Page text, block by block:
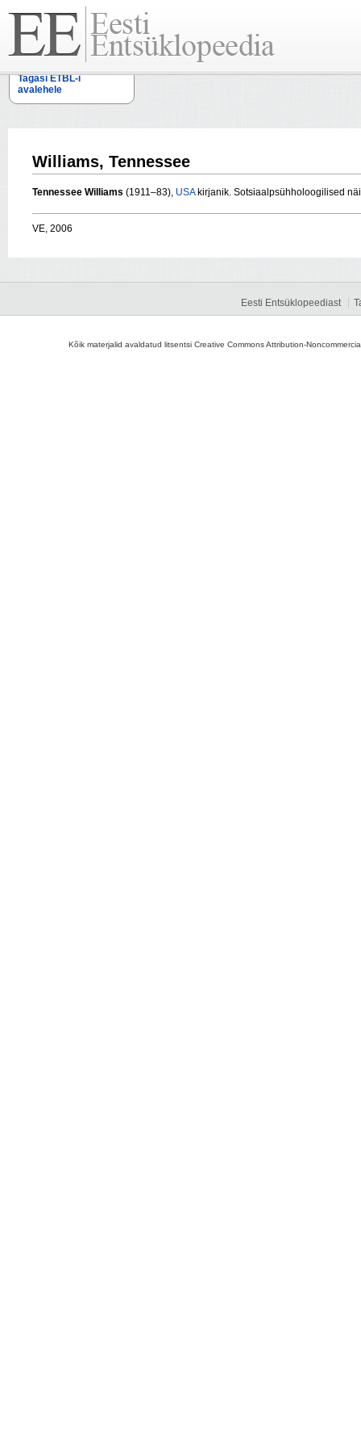
Tagasi ETBL-i
avalehele
Williams, Tennessee
Tennessee Williams (1911–83), USAkirjanik. Sotsiaalpsühholoogilised
VE, 2006
Eesti Entsüklopeediast
Kõik materjalid avaldatud litsentsi Creative Commons Attribution-